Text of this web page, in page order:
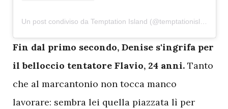
Un post condiviso da Temptation Island (@temptationislandita)
Fin dal primo secondo, Denise s'ingrifa per
il belloccio tentatore Flavio, 24 anni. Tanto
che al marcantonio non tocca manco
lavorare: sembra lei quella piazzata lì per